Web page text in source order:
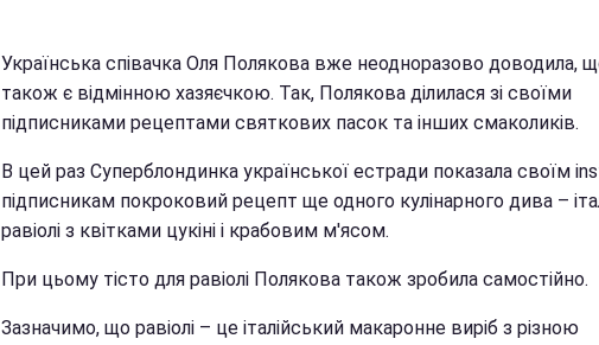
Українська співачка Оля Полякова вже неодноразово доводила,
також є відмінною хазяєчкою. Так, Полякова ділилася зі своїми
підписниками рецептами святкових пасок та інших смаколиків.
В цей раз Суперблондинка української естради показала своїм
підписникам покроковий рецепт ще одного кулінарного дива –
равіолі з квітками цукіні і крабовим м'ясом.
При цьому тісто для равіолі Полякова також зробила самостійно.
Зазначимо, що равіолі – це італійський макаронне виріб з різною